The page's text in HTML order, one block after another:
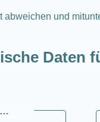
und
Daten
für Canon Kameras - Spiegelreflex